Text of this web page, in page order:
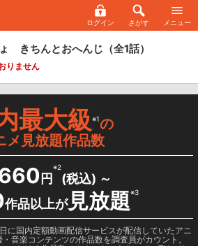
ログイン さがす メニュー
きちんとおへんじ （全1話）
りません
最大級※1の
メ見放題作品数
円
※2
(税込) ～
作品以上が見放題※3
に国内定額動画配信サービスが配信していたアニ
音楽コンテンツの作品数を調査員がカウント。